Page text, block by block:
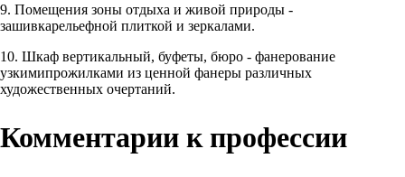
9. Помещения зоны отдыха и живой природы -
зашивкарельефной плиткой и зеркалами.
10. Шкаф вертикальный, буфеты, бюро - фанерование
узкимипрожилками из ценной фанеры различных
художественных очертаний.
Комментарии к профессии